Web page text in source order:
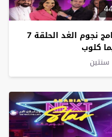
برنامج نجوم الغد الحلقة 7
كلوب
سنتين